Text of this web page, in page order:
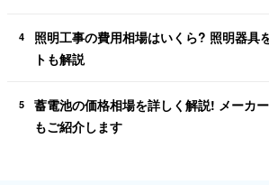
4
照明工事の費用相場はいくら? 照明器具
トも解説
5
蓄電池の価格相場を詳しく解説! メーカ
もご紹介します